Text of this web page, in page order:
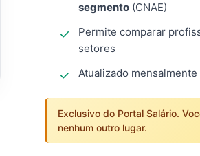
segmento (CNAE)
Permite comparar
setores
Atualizado mensalmente
Exclusivo do Portal Salário.
nenhum outro lugar.